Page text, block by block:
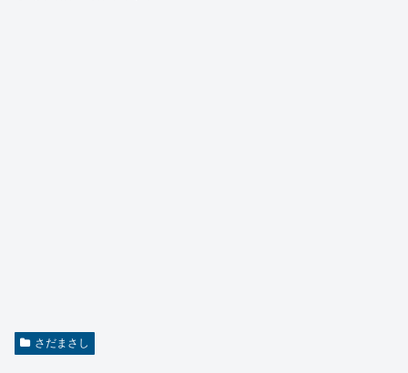
さだまさし